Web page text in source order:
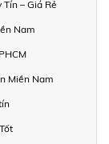
– Giá Rẻ
Nam
Miền Nam